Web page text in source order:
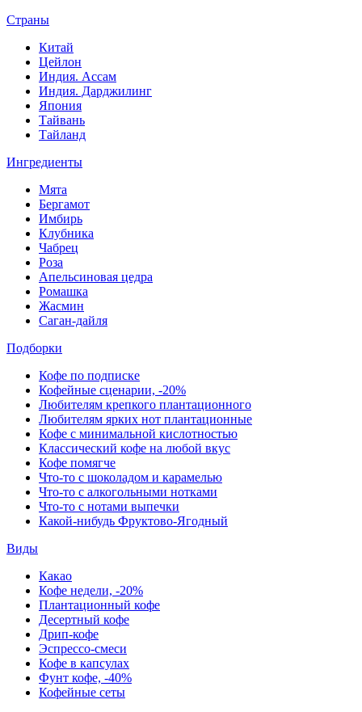
Страны
Китай
Цейлон
Индия. Ассам
Индия. Дарджилинг
Япония
Тайвань
Тайланд
Ингредиенты
Мята
Бергамот
Имбирь
Клубника
Чабрец
Роза
Апельсиновая цедра
Ромашка
Жасмин
Саган-дайля
Подборки
Кофе по подписке
Кофейные сценарии, -20%
Любителям крепкого плантационного
Любителям ярких нот плантационные
Кофе с минимальной кислотностью
Классический кофе на любой вкус
Кофе помягче
Что-то с шоколадом и карамелью
Что-то с алкогольными нотками
Что-то с нотами выпечки
Какой-нибудь Фруктово-Ягодный
Виды
Какао
Кофе недели, -20%
Плантационный кофе
Десертный кофе
Дрип-кофе
Эспрессо-смеси
Кофе в капсулах
Фунт кофе, -40%
Кофейные сеты